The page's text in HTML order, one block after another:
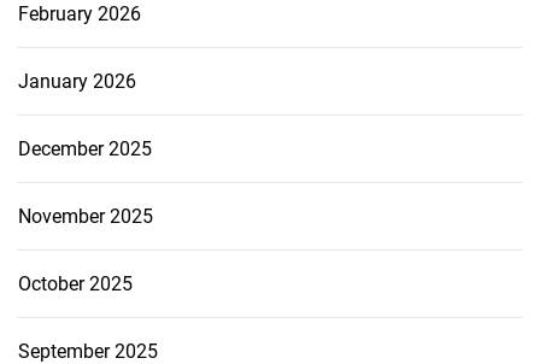
February 2026
January 2026
December 2025
November 2025
October 2025
September 2025